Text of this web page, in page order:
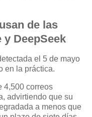
de las
y DeepSeek
el 5 de mayo
en la práctica.
4,500 correos
advirtiendo que su
a menos que